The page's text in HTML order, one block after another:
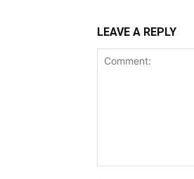
LEAVE A REPLY